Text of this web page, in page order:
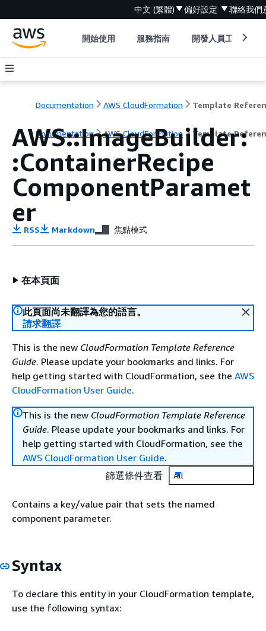
中文 (繁體) 偏好設定 聯絡我們
開始使用 服務指南 開發人員工具
Documentation AWS CloudFormation Template
Documentation AWS CloudFormation Template
AWS::ImageBuilder:
:ContainerRecipe
ComponentParamet
er
RSS Markdown 焦點模式
在本頁面
此頁面尚未翻譯為您的語言。
請求翻譯
This is the new CloudFormation Template Reference
Guide. Please update your bookmarks and links. For
help getting started with CloudFormation, see the AWS
CloudFormation User Guide.
This is the new CloudFormation Template Reference
Guide. Please update your bookmarks and links. For
help getting started with CloudFormation, see the
AWS CloudFormation User Guide.
篩選條件查看
All
Contains a key/value pair that sets the named
component parameter.
Syntax
To declare this entity in your CloudFormation template,
use the following syntax: